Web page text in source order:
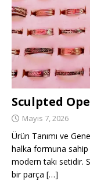
Sculpted
Mayıs 7, 2026
Ürün Tanımı ve
halka formuna sahip
modern takı setidir.
bir parça […]